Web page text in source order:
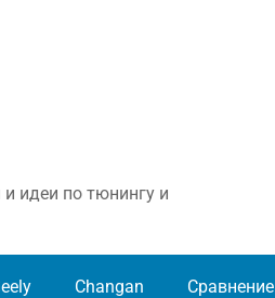
идеи по тюнингу и
Changan Сравнение